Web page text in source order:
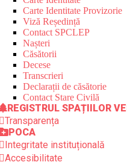
Carte Identitate Provizorie
Viză Reședință
Contact SPCLEP
Nașteri
Căsătorii
Decese
Transcrieri
Declarații de căsătorie
Contact Stare Civilă
REGISTRUL SPAȚIILOR
Transparența
POCA
Integritate instituțională
Accesibilitate